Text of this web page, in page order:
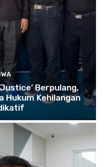
Berpulang,
Hukum Kehilangan